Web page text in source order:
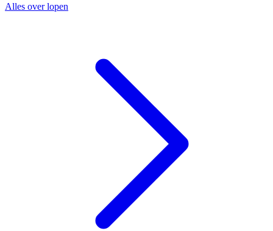
Alles over lopen